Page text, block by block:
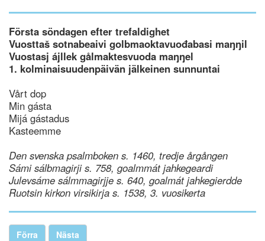
Första söndagen efter trefaldighet
Vuosttaš sotnabeaivi golbmaoktavuođabasi maŋŋil
Vuostasj ájllek gålmaktesvuoda maŋŋel
1. kolminaisuudenpäivän jälkeinen sunnuntai
Vårt dop
Min gásta
Mijá gástadus
Kasteemme
Den svenska psalmboken s. 1460, tredje årgången
Sámi sálbmagirji s. 758, goalmmát jahkegeardi
Julevsáme sálmmagirjje s. 640, goalmát jahkegierdde
Ruotsin kirkon virsikirja s. 1538, 3. vuosikerta
Förra Nästa